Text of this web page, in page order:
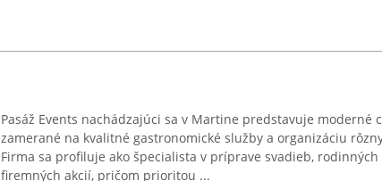
Pasáž Events nachádzajúci sa v Martine predstavuje moderné
zamerané na kvalitné gastronomické služby a organizáciu
Firma sa profiluje ako špecialista v príprave svadieb, rodinných
firemných akcií, pričom prioritou ...